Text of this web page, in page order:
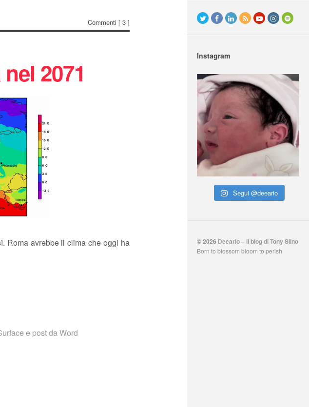
Commenti [ 3 ]
2071
Roma avrebbe il clima che oggi ha
e post da Word
Instagram
Segui @deeario
© 2026 Deeario – il blog di Tony Siino
Born to blossom bloom to perish